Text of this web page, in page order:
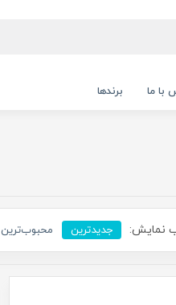
با ما برندها
نمایش: جدیدترین محبوب‌ترین